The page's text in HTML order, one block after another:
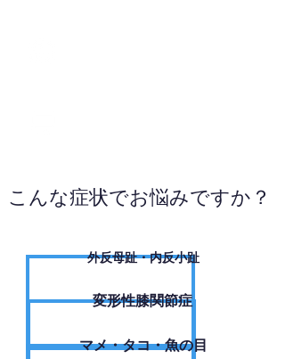
こんな症状でお悩みですか？
外反母趾・内反小趾
変形性膝関節症
​マメ・タコ・魚の目